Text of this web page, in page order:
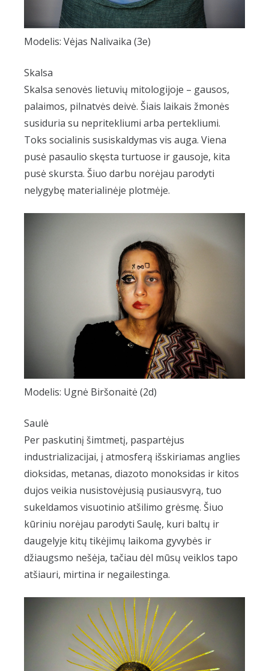
Modelis: Vėjas Nalivaika (3e)
Skalsa
Skalsa senovės lietuvių mitologijoje – gausos,
palaimos, pilnatvės deivė. Šiais laikais žmonės
susiduria su nepritekliumi arba pertekliumi.
Toks socialinis susiskaldymas vis auga. Viena
pusė pasaulio skęsta turtuose ir gausoje, kita
pusė skursta. Šiuo darbu norėjau parodyti
nelygybę materialinėje plotmėje.
Modelis: Ugnė Biršonaitė (2d)
Saulė
Per paskutinį šimtmetį, paspartėjus
industrializacijai, į atmosferą išskiriamas anglies
dioksidas, metanas, diazoto monoksidas ir kitos
dujos veikia nusistovėjusią pusiausvyrą, tuo
sukeldamos visuotinio atšilimo grėsmę. Šiuo
kūriniu norėjau parodyti Saulę, kuri baltų ir
daugelyje kitų tikėjimų laikoma gyvybės ir
džiaugsmo nešėja, tačiau dėl mūsų veiklos tapo
atšiauri, mirtina ir negailestinga.